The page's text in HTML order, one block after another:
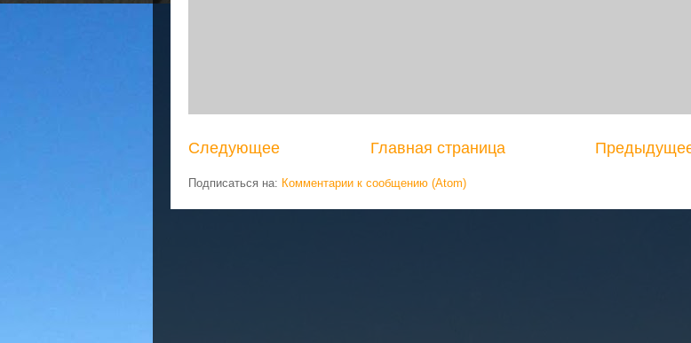
Следующее Главная страница
Подписаться на: Комментарии к сообщению (Atom)